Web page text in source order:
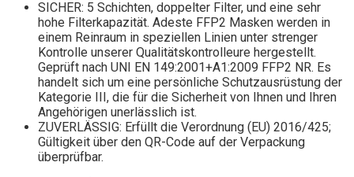
SICHER: 5 Schichten, doppelter Filter, und eine sehr
hohe Filterkapazität. Adeste FFP2 Masken werden in
einem Reinraum in speziellen Linien unter strenger
Kontrolle unserer Qualitätskontrolleure hergestellt.
Geprüft nach UNI EN 149:2001+A1:2009 FFP2 NR. Es
handelt sich um eine persönliche Schutzausrüstung der
Kategorie III, die für die Sicherheit von Ihnen und Ihren
Angehörigen unerlässlich ist.
ZUVERLÄSSIG: Erfüllt die Verordnung (EU) 2016/425;
Gültigkeit über den QR-Code auf der Verpackung
überprüfbar.